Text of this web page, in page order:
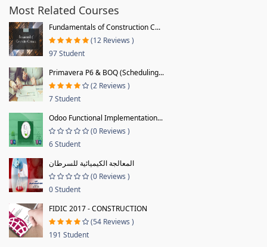
Most Related Courses
Fundamentals of Construction C...
(12 Reviews )
97 Student
Primavera P6 & BOQ (Scheduling...
(2 Reviews )
7 Student
Odoo Functional Implementation...
(0 Reviews )
6 Student
المعالجة الكيميائية للسرطان
(0 Reviews )
0 Student
FIDIC 2017 - CONSTRUCTION
(54 Reviews )
191 Student